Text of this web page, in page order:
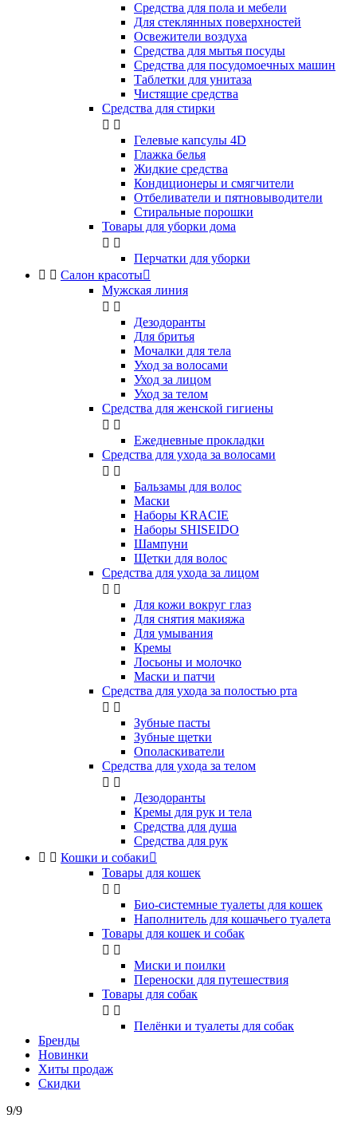
Cредства для пола и мебели
Для стеклянных поверхностей
Освежители воздуха
Средства для мытья посуды
Средства для посудомоечных машин
Таблетки для унитаза
Чистящие средства
Средства для стирки
 
Гелевые капсулы 4D
Глажка белья
Жидкие средства
Кондиционеры и смягчители
Отбеливатели и пятновыводители
Стиральные порошки
Товары для уборки дома
 
Перчатки для уборки
  Салон красоты
Мужская линия
 
Дезодоранты
Для бритья
Мочалки для тела
Уход за волосами
Уход за лицом
Уход за телом
Средства для женской гигиены
 
Ежедневные прокладки
Средства для ухода за волосами
 
Бальзамы для волос
Маски
Наборы KRACIE
Наборы SHISEIDO
Шампуни
Щетки для волос
Средства для ухода за лицом
 
Для кожи вокруг глаз
Для снятия макияжа
Для умывания
Кремы
Лосьоны и молочко
Маски и патчи
Средства для ухода за полостью рта
 
Зубные пасты
Зубные щетки
Ополаскиватели
Средства для ухода за телом
 
Дезодоранты
Кремы для рук и тела
Средства для душа
Средства для рук
  Кошки и собаки
Товары для кошек
 
Био-системные туалеты для кошек
Наполнитель для кошачьего туалета
Товары для кошек и собак
 
Миски и поилки
Переноски для путешествия
Товары для собак
 
Пелёнки и туалеты для собак
Бренды
Новинки
Хиты продаж
Скидки
9/9